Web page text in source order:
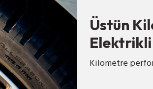
Üstün
Kilometre